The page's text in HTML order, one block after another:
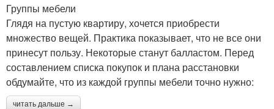
Группы мебели
Глядя на пустую квартиру, хочется приобрести
множество вещей. Практика показывает, что не все они
принесут пользу. Некоторые станут балластом. Перед
составлением списка покупок и плана расстановки
обдумайте, что из каждой группы мебели точно нужно:
читать дальше →